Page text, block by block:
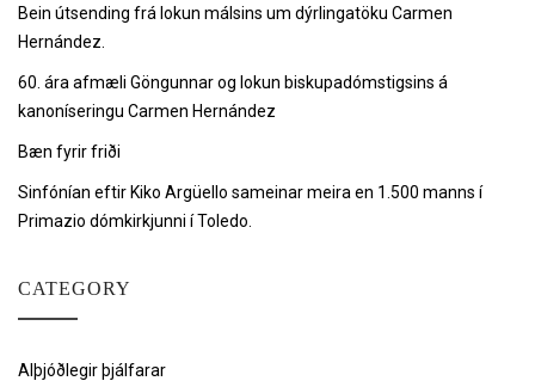
Bein útsending frá lokun málsins um dýrlingatöku Carmen
Hernández.
60. ára afmæli Göngunnar og lokun biskupadómstigsins á
kanoníseringu Carmen Hernández
Bæn fyrir friði
Sinfónían eftir Kiko Argüello sameinar meira en 1.500 manns í
Primazio dómkirkjunni í Toledo.
CATEGORY
Alþjóðlegir þjálfarar